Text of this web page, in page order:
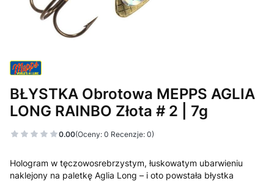
BŁYSTKA Obrotowa MEPPS AGLIA
LONG RAINBO Złota # 2 | 7g
0.00(Oceny: 0 Recenzje: 0)
Hologram w tęczowosrebrzystym, łuskowatym ubarwieniu
naklejony na paletkę Aglia Long – i oto powstała błystka